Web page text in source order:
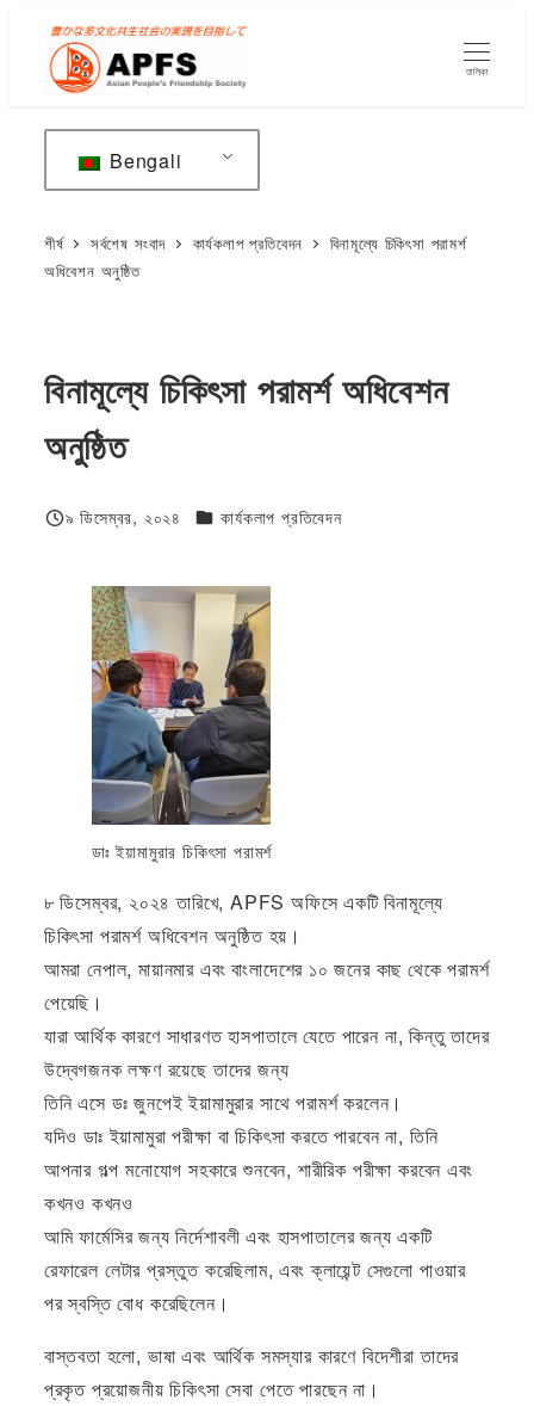
বিষয়বস্তুতে
তালিকা
Bengali
শীর্ষ সর্বশেষ সংবাদ কার্যকলাপ প্রতিবেদন
বিনামূল্যে চিকিৎসা পরামর্শ
অধিবেশন অনুষ্ঠিত
বিনামূল্যে চিকিৎসা পরামর্শ অধিবেশন
অনুষ্ঠিত
প্রকাশিত
৯ ডিসেম্বর, ২০২৪ ফিজিওলজি বা দেহতত্ত্ব
কার্যকলাপ প্রতিবেদন
ডাঃ ইয়ামামুরার চিকিৎসা পরামর্শ
৮ ডিসেম্বর, ২০২৪ তারিখে, APFS অফিসে একটি বিনামূল্যে
চিকিৎসা পরামর্শ অধিবেশন অনুষ্ঠিত হয়।
আমরা নেপাল, মায়ানমার এবং বাংলাদেশের ১০ জনের কাছ থেকে পরামর্শ
পেয়েছি।
যারা আর্থিক কারণে সাধারণত হাসপাতালে যেতে পারেন না, কিন্তু তাদের
উদ্বেগজনক লক্ষণ রয়েছে তাদের জন্য
তিনি এসে ডঃ জুনপেই ইয়ামামুরার সাথে পরামর্শ করলেন।
যদিও ডাঃ ইয়ামামুরা পরীক্ষা বা চিকিৎসা করতে পারবেন না, তিনি
আপনার গল্প মনোযোগ সহকারে শুনবেন, শারীরিক পরীক্ষা করবেন এবং
কখনও কখনও
আমি ফার্মেসির জন্য নির্দেশাবলী এবং হাসপাতালের জন্য একটি
রেফারেল লেটার প্রস্তুত করেছিলাম, এবং ক্লায়েন্ট সেগুলো পাওয়ার
পর স্বস্তি বোধ করেছিলেন।
বাস্তবতা হলো, ভাষা এবং আর্থিক সমস্যার কারণে বিদেশীরা তাদের
প্রকৃত প্রয়োজনীয় চিকিৎসা সেবা পেতে পারছেন না।